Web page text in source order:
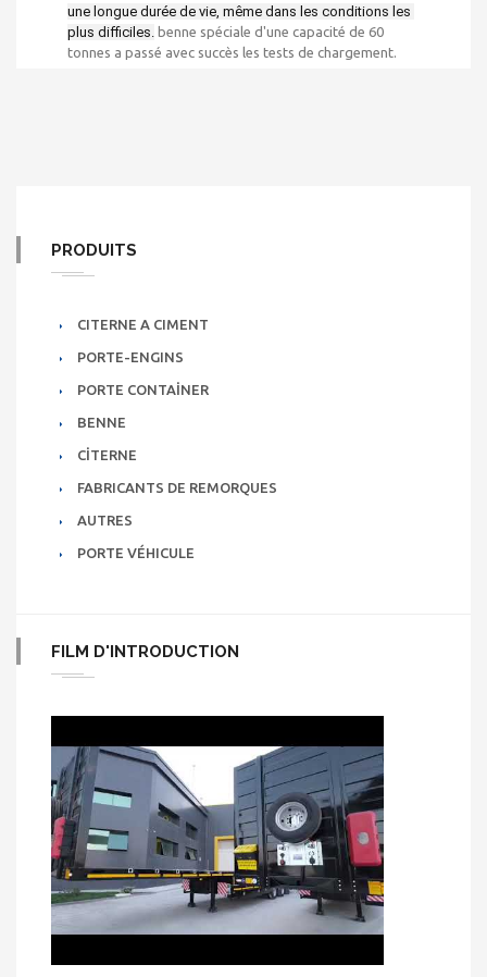
une longue durée de vie, même dans les conditions les
plus difficiles. benne spéciale d'une capacité de 60
tonnes a passé avec succès les tests de chargement.
PRODUITS
CITERNE A CIMENT
PORTE-ENGINS
PORTE CONTAİNER
BENNE
CİTERNE
FABRICANTS DE REMORQUES
AUTRES
PORTE VÉHICULE
FILM D'INTRODUCTION